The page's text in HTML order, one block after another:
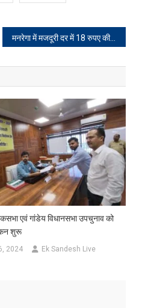
मनरेगा में मजदूरी दर में 18 रुपए की बढ़ोतरी, जानिए अब कितना मिलेगा पैसा और कब से होगा लागू
एवं गांडेय विधानसभा उपचुनाव को
शुरू
2024 Ek Sandesh Live